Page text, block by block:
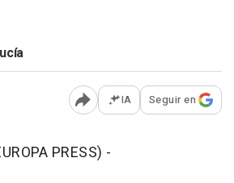
Abrir opciones para
IA Seguir en
PRESS) -